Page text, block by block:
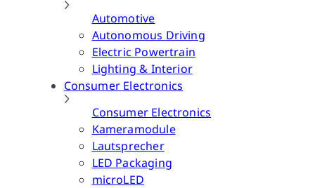
Automotive
Autonomous Driving
Electric Powertrain
Lighting & Interior
Consumer Electronics
Consumer Electronics
Kameramodule
Lautsprecher
LED Packaging
microLED